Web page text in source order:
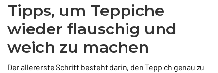
Tipps, um Teppiche
wieder flauschig und
weich zu machen
Der allererste Schritt besteht darin, den Teppich genau zu